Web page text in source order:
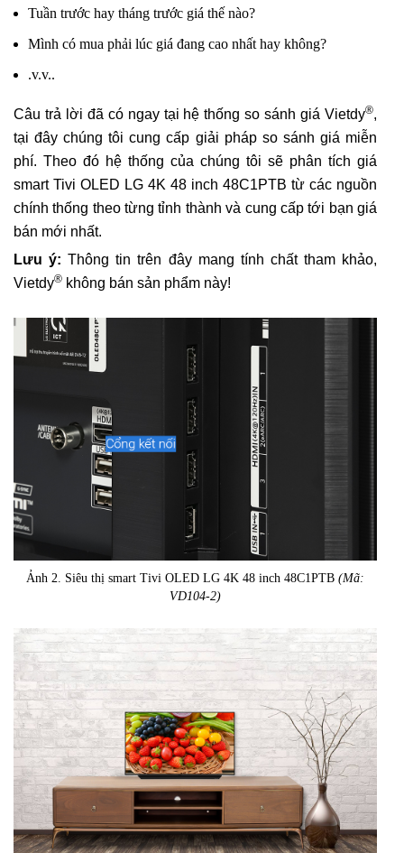
Tuần trước hay tháng trước giá thế nào?
Mình có mua phải lúc giá đang cao nhất hay không?
.v.v..
Câu trả lời đã có ngay tại hệ thống so sánh giá Vietdy®,
tại đây chúng tôi cung cấp giải pháp so sánh giá miễn
phí. Theo đó hệ thống của chúng tôi sẽ phân tích giá
smart Tivi OLED LG 4K 48 inch 48C1PTB từ các nguồn
chính thống theo từng tỉnh thành và cung cấp tới bạn giá
bán mới nhất.
Lưu ý: Thông tin trên đây mang tính chất tham khảo,
Vietdy® không bán sản phẩm này!
Ảnh 2. Siêu thị smart Tivi OLED LG 4K 48 inch 48C1PTB (Mã:
VD104-2)